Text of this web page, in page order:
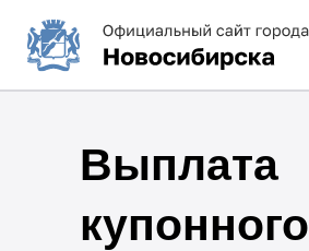
Выплата
купонного